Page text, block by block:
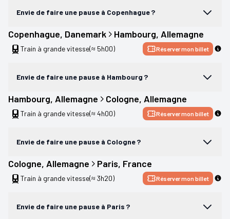
Envie de faire une pause à Copenhague ?
Copenhague, Danemark Hambourg, Allemagne
Train à grande vitesse(≈ 5h00) Réserver mon billet
Envie de faire une pause à Hambourg ?
Hambourg, Allemagne Cologne, Allemagne
Train à grande vitesse(≈ 4h00) Réserver mon billet
Envie de faire une pause à Cologne ?
Cologne, Allemagne Paris, France
Train à grande vitesse(≈ 3h20) Réserver mon billet
Envie de faire une pause à Paris ?